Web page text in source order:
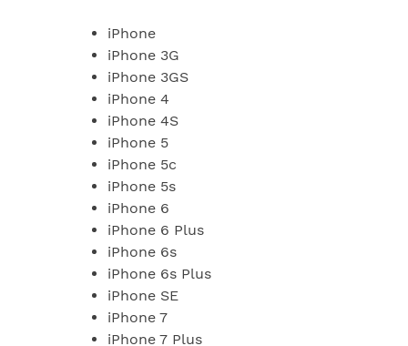
iPhone
iPhone 3G
iPhone 3GS
iPhone 4
iPhone 4S
iPhone 5
iPhone 5c
iPhone 5s
iPhone 6
iPhone 6 Plus
iPhone 6s
iPhone 6s Plus
iPhone SE
iPhone 7
iPhone 7 Plus